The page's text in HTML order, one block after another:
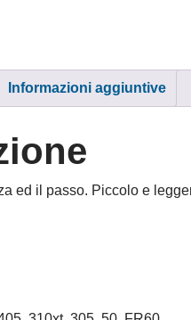
Informazioni aggiuntive
ed il passo. Piccolo e